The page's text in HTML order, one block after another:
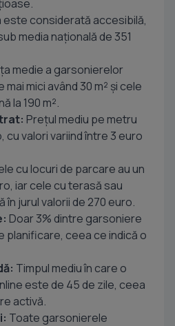
este considerată accesibilă,
media națională de 351
medie a garsonierelor
mici având 30 m² și cele
la 190 m².
Prețul mediu pe metru
valori variind între 3 euro
cu locuri de parcare au un
iar cele cu terasă sau
în jurul valorii de 270 euro.
Doar 3% dintre garsoniere
planificare, ceea ce indică o
Timpul mediu în care o
este de 45 de zile, ceea
activă.
Toate garsonierele